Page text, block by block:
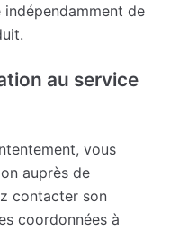
de
au service
vous
auprès de
contacter son
coordonnées à